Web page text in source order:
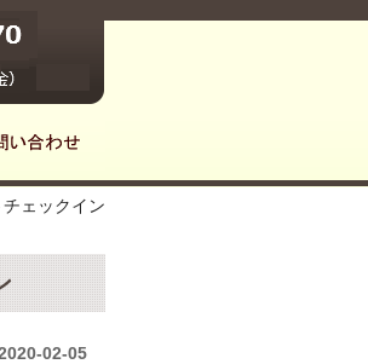
チェックイン
02-05